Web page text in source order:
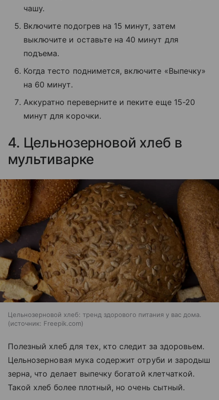
чашу.
Включите подогрев на 15 минут, затем
выключите и оставьте на 40 минут для
подъема.
Когда тесто поднимется, включите «Выпечку»
на 60 минут.
Аккуратно переверните и пеките еще 15-20
минут для корочки.
4. Цельнозерновой хлеб в
мультиварке
Цельнозерновой хлеб: тренд здорового питания у вас дома.
источник: Freepik.com
Полезный хлеб для тех, кто следит за здоровьем.
Цельнозерновая мука содержит отруби и зародыш
зерна, что делает выпечку богатой клетчаткой.
Такой хлеб более плотный, но очень сытный.